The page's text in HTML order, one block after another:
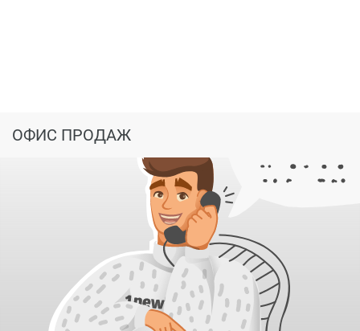
ОФИС ПРОДАЖ